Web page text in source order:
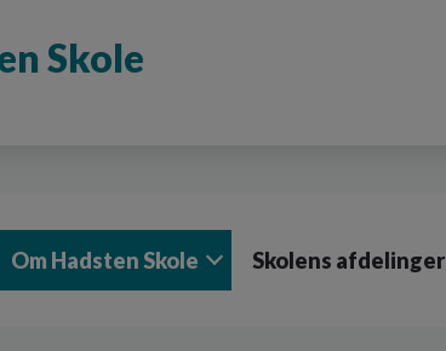
Skole
Om Hadsten Skole Skolens afdelinger